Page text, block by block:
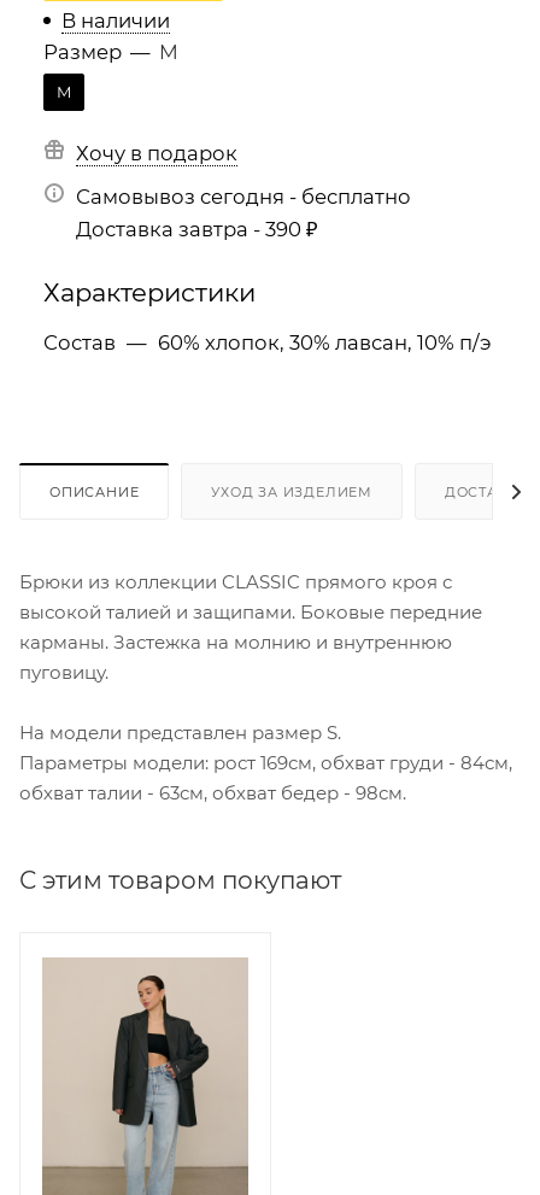
В наличии
Размер — M
M
Хочу в подарок
Самовывоз сегодня - бесплатно
Доставка завтра - 390 ₽
Характеристики
Состав — 60% хлопок, 30% лавсан, 10% п/э
ОПИСАНИЕ УХОД ЗА ИЗДЕЛИЕМ ДОСТАВКА
Брюки из коллекции CLASSIC прямого кроя с
высокой талией и защипами. Боковые передние
карманы. Застежка на молнию и внутреннюю
пуговицу.
На модели представлен размер S.
Параметры модели: рост 169см, обхват груди - 84см,
обхват талии - 63см, обхват бедер - 98см.
С этим товаром покупают